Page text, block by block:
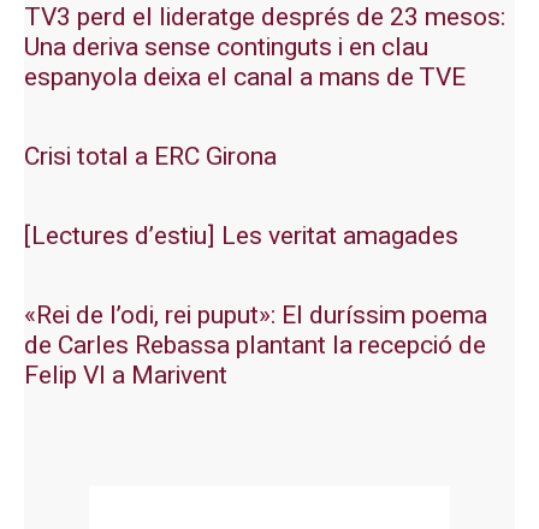
TV3 perd el lideratge després de 23 mesos:
Una deriva sense continguts i en clau
espanyola deixa el canal a mans de TVE
Crisi total a ERC Girona
[Lectures d’estiu] Les veritat amagades
«Rei de l’odi, rei puput»: El duríssim poema
de Carles Rebassa plantant la recepció de
Felip VI a Marivent